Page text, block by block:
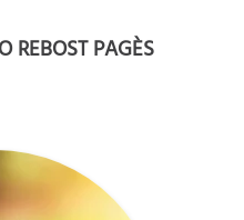
REBOST PAGÈS